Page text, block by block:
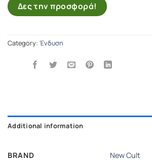
Δες την προσφορά!
Category: Ένδυση
Additional information
BRAND New Cult